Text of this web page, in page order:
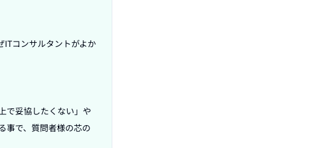
ITコンサルタントがよか
で妥協したくない」や
事で、質問者様の芯の